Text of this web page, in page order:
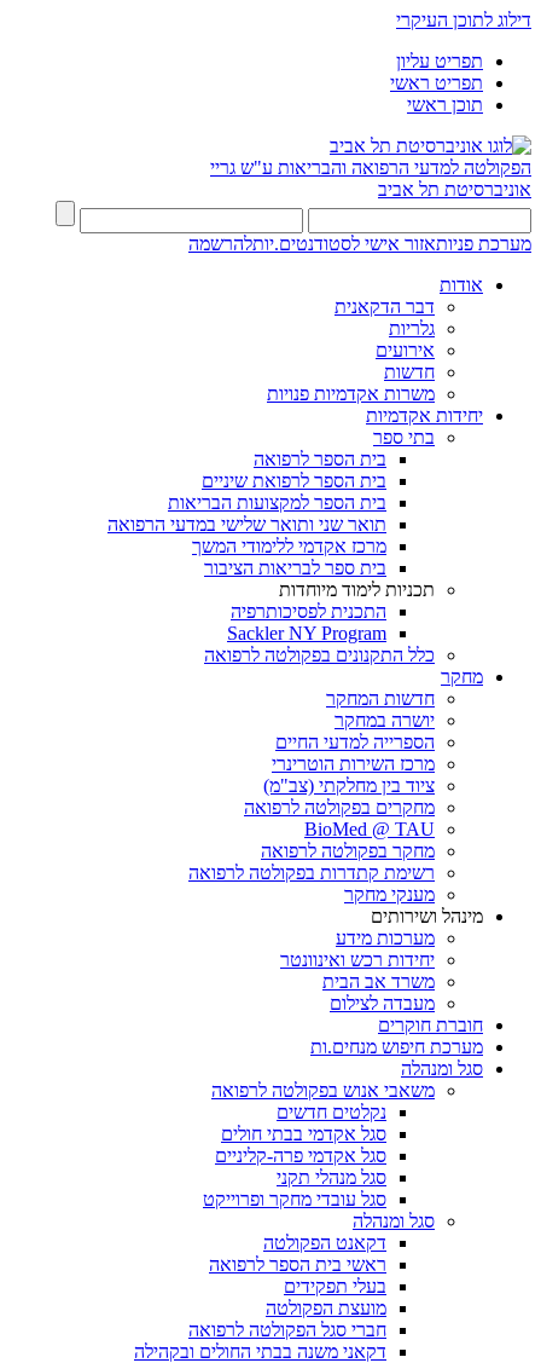
דילוג לתוכן העיקרי
תפריט עליון
תפריט ראשי
תוכן ראשי
הפקולטה למדעי הרפואה והבריאות ע"ש גריי
אוניברסיטת תל אביב
מערכת פניותאזור אישי לסטודנטים.יותלהרשמה
אודות
דבר הדקאנית
גלריות
אירועים
חדשות
משרות אקדמיות פנויות
יחידות אקדמיות
בתי ספר
בית הספר לרפואה
בית הספר לרפואת שיניים
בית הספר למקצועות הבריאות
תואר שני ותואר שלישי במדעי הרפואה
מרכז אקדמי ללימודי המשך
בית ספר לבריאות הציבור
תכניות לימוד מיוחדות
התכנית לפסיכותרפיה
Sackler NY Program
כלל התקנונים בפקולטה לרפואה
מחקר
חדשות המחקר
יושרה במחקר
הספרייה למדעי החיים
מרכז השירות הוטרינרי
ציוד בין מחלקתי (צב"מ)
מחקרים בפקולטה לרפואה
BioMed @ TAU
מחקר בפקולטה לרפואה
רשימת קתדרות בפקולטה לרפואה
מענקי מחקר
מינהל ושירותים
מערכות מידע
יחידות רכש ואינוונטר
משרד אב הבית
מעבדה לצילום
חוברת חוקרים
מערכת חיפוש מנחים.ות
סגל ומנהלה
משאבי אנוש בפקולטה לרפואה
נקלטים חדשים
סגל אקדמי בבתי חולים
סגל אקדמי פרה-קליניים
סגל מנהלי תקני
סגל עובדי מחקר ופרוייקט
סגל ומנהלה
דקאנט הפקולטה
ראשי בית הספר לרפואה
בעלי תפקידים
מועצת הפקולטה
חברי סגל הפקולטה לרפואה
דקאני משנה בבתי החולים ובקהילה